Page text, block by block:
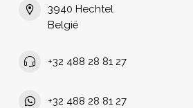
3940 Hechtel
België
+32 488 28 81 27
+32 488 28 81 27